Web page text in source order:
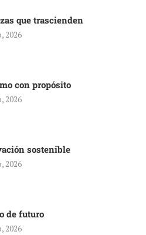
que trascienden
2026
con propósito
2026
sostenible
2026
de futuro
2026